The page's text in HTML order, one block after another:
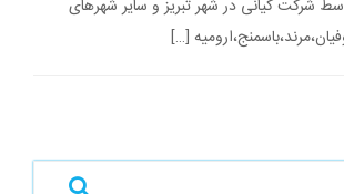
شرکت کیانی در شهر تبریز و سایر شهرهای
[…]